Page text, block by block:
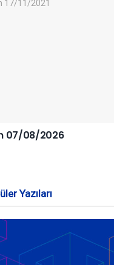
07/08/2026
Yazıları